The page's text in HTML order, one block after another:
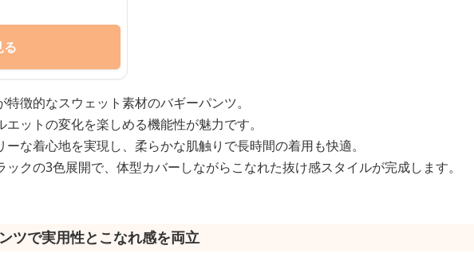
る
徴的なスウェット素材のバギーパンツ。
ットの変化を楽しめる機能性が魅力です。
な着心地を実現し、柔らかな肌触りで長時間の着用も快適。
クの3色展開で、体型カバーしながらこなれた抜け感スタイルが完成します。
ツで実用性とこなれ感を両立